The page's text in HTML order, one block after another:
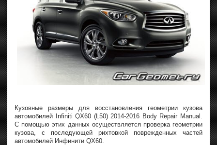
Кузовные размеры для восстановления геометрии кузова
автомобилей Infiniti QX60 (L50) 2014-2016 Body Repair Manual.
С помощью этих данных осуществляется проверка геометрии
кузова, с последующей рихтовкой поврежденных частей
автомобилей Инфинити QX60.